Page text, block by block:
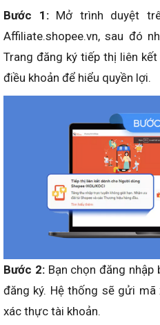
Bước 1:Mở trình duyệt
Affiliate.shopee.vn, sau đó
Trang đăng ký tiếp thị liên
điều khoản để hiểu quyền lợi.
Bước 2:Bạn chọn đăng nhập
đăng ký. Hệ thống sẽ gửi mã
xác thực tài khoản.